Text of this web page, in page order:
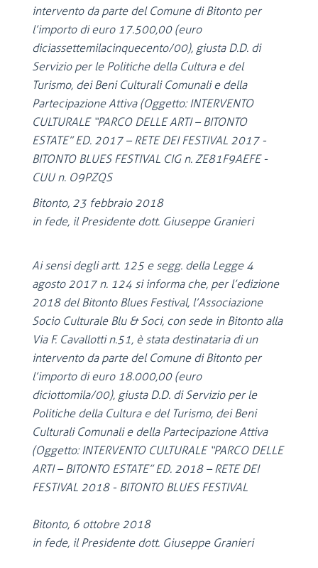
intervento da parte del Comune di Bitonto per
l’importo di euro 17.500,00 (euro
diciassettemilacinquecento/00), giusta D.D. di
Servizio per le Politiche della Cultura e del
Turismo, dei Beni Culturali Comunali e della
Partecipazione Attiva (Oggetto: INTERVENTO
CULTURALE “PARCO DELLE ARTI – BITONTO
ESTATE” ED. 2017 – RETE DEI FESTIVAL 2017 -
BITONTO BLUES FESTIVAL CIG n. ZE81F9AEFE -
CUU n. O9PZQS
Bitonto, 23 febbraio 2018
in fede, il Presidente dott. Giuseppe Granieri
Ai sensi degli artt. 125 e segg. della Legge 4
agosto 2017 n. 124 si informa che, per l’edizione
2018 del Bitonto Blues Festival, l’Associazione
Socio Culturale Blu & Soci, con sede in Bitonto alla
Via F. Cavallotti n.51, è stata destinataria di un
intervento da parte del Comune di Bitonto per
l’importo di euro 18.000,00 (euro
diciottomila/00), giusta D.D. di Servizio per le
Politiche della Cultura e del Turismo, dei Beni
Culturali Comunali e della Partecipazione Attiva
(Oggetto: INTERVENTO CULTURALE “PARCO DELLE
ARTI – BITONTO ESTATE” ED. 2018 – RETE DEI
FESTIVAL 2018 - BITONTO BLUES FESTIVAL
Bitonto, 6 ottobre 2018
in fede, il Presidente dott. Giuseppe Granieri